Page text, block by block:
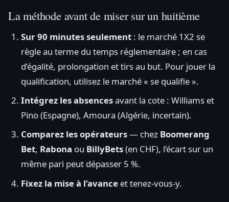
La méthode avant de miser sur un huitième
Sur 90 minutes seulement : le marché 1X2 se
règle au terme du temps réglementaire ; en cas
d’égalité, prolongation et tirs au but. Pour jouer la
qualification, utilisez le marché « se qualifie ».
Intégrez les absencesavant la cote : Williams et
Pino (Espagne), Amoura (Algérie, incertain).
Comparez les opérateurs— chez Boomerang
Bet, Rabona ou BillyBets(en CHF), l’écart sur un
même pari peut dépasser 5 %.
Fixez la mise à l’avance et tenez-vous-y.